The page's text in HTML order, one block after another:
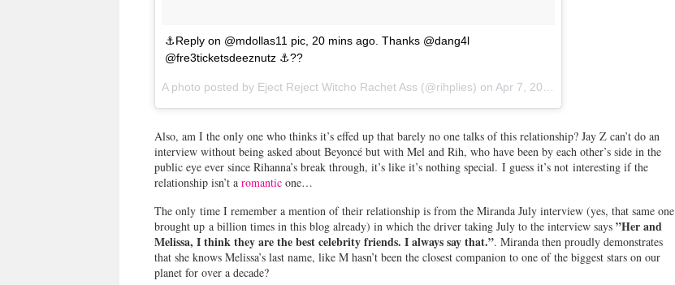
⚓️Reply on @mdollas11 pic, 20 mins ago. Thanks @dang4l
@fre3ticketsdeeznutz ⚓️??
A photo posted by Eject Reject Witcho Rachet Ass (@rihplies) on Apr 7, 2016 at 11:22am PDT
Also, am I the only one who thinks it’s effed up that barely no one talks of this relationship? Jay Z can’t do an
interview without being asked about Beyoncé but with Mel and Rih, who have been by each other’s side in the
public eye ever since Rihanna’s break through, it’s like it’s nothing special. I guess it’s not interesting if the
relationship isn’t aromantic one…
The only time I remember a mention of their relationship is from the Miranda July interview (yes, that same one
brought up a billion times in this blog already) in which the driver taking July to the interview says”Her and
Melissa, I think they are the best celebrity friends. I always say that.”. Miranda then proudly demonstrates
that she knows Melissa’s last name, like M hasn’t been the closest companion to one of the biggest stars on our
planet for over a decade?